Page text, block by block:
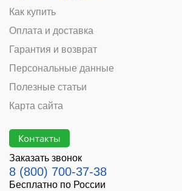
Как купить
Оплата и доставка
Гарантия и возврат
Персональные данные
Полезные статьи
Карта сайта
Контакты
Заказать звонок
8 (800) 700-37-38
Бесплатно по России